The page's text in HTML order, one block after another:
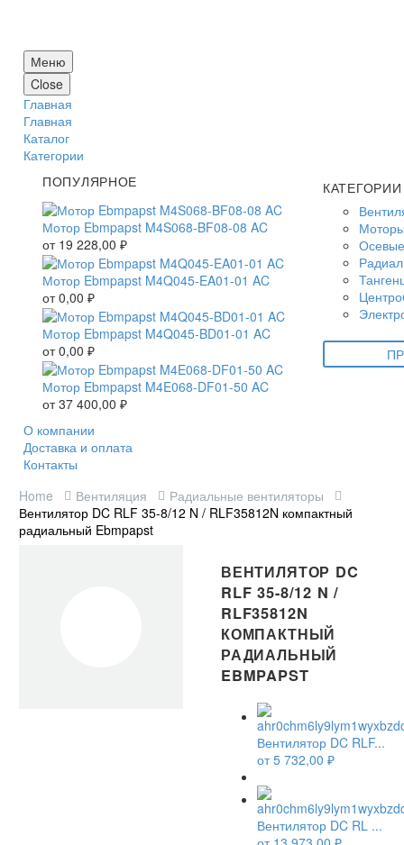
Меню
Close
Главная
Главная
Каталог
Категории
ПОПУЛЯРНОЕ
Мотор Ebmpapst M4S068-BF08-08 AC
от 19 228,00 ₽
Мотор Ebmpapst M4Q045-EA01-01 AC
от0,00 ₽
Мотор Ebmpapst M4Q045-BD01-01 AC
от0,00 ₽
Мотор Ebmpapst M4E068-DF01-50 AC
от37 400,00 ₽
КАТЕГОРИИ
О компании
Доставка и оплата
Контакты
Home
Вентиляция
Радиальные вентиляторы
Вентилятор DC RLF 35-8/12 N / RLF35812N компактный
радиальный Ebmpapst
ВЕНТИЛЯТОР DC
RLF 35-8/12 N /
RLF35812N
КОМПАКТНЫЙ
РАДИАЛЬНЫЙ
EBMPAPST
Вентилятор DC RLF...
от5 732,00 ₽
Вентилятор DC RL ...